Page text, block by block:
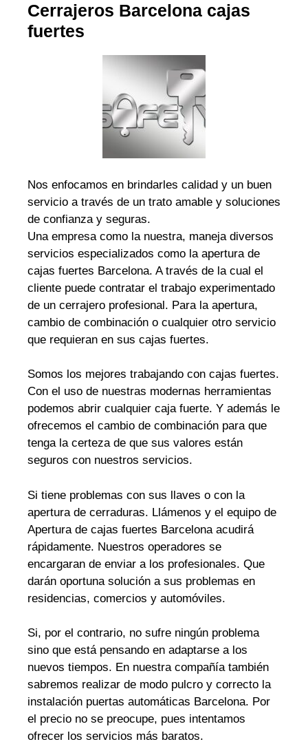
Cerrajeros Barcelona cajas
fuertes
Nos enfocamos en brindarles calidad y un buen
servicio a través de un trato amable y soluciones
de confianza y seguras.
Una empresa como la nuestra, maneja diversos
servicios especializados como la apertura de
cajas fuertes Barcelona. A través de la cual el
cliente puede contratar el trabajo experimentado
de un cerrajero profesional. Para la apertura,
cambio de combinación o cualquier otro servicio
que requieran en sus cajas fuertes.
Somos los mejores trabajando con cajas fuertes.
Con el uso de nuestras modernas herramientas
podemos abrir cualquier caja fuerte. Y además le
ofrecemos el cambio de combinación para que
tenga la certeza de que sus valores están
seguros con nuestros servicios.
Si tiene problemas con sus llaves o con la
apertura de cerraduras. Llámenos y el equipo de
Apertura de cajas fuertes Barcelona acudirá
rápidamente. Nuestros operadores se
encargaran de enviar a los profesionales. Que
darán oportuna solución a sus problemas en
residencias, comercios y automóviles.
Si, por el contrario, no sufre ningún problema
sino que está pensando en adaptarse a los
nuevos tiempos. En nuestra compañía también
sabremos realizar de modo pulcro y correcto la
instalación puertas automáticas Barcelona. Por
el precio no se preocupe, pues intentamos
ofrecer los servicios más baratos.